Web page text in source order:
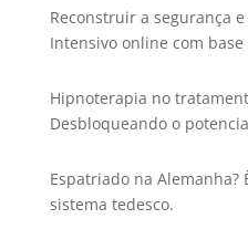
Reconstruir a segurança
Intensivo online com
Hipnoterapia no
Desbloqueando o
Espatriado na
sistema tedesco.